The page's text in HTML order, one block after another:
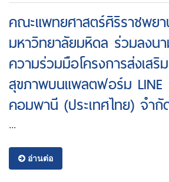
คณะแพทยศาสตร์ศิริราชพย
มหาวิทยาลัยมหิดล ร่วมลงน
ความร่วมมือโครงการส่งเสริ
สุขภาพบนแพลตฟอร์ม
คอมพานี (ประเทศไทย) จํากั
...
อ่านต่อ